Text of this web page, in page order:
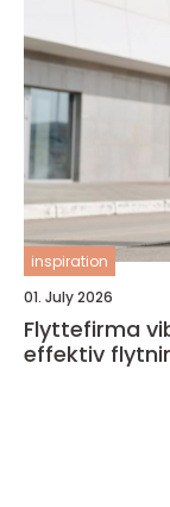
inspiration
01. July 2026
Flyttefirma viborg sådan får
effektiv